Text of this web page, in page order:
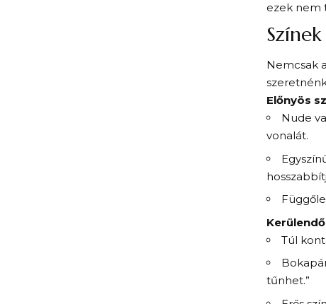
ezek nem
Nemcsak
Előnyös
Nude
vonalát.
Túl
tűnhet.”